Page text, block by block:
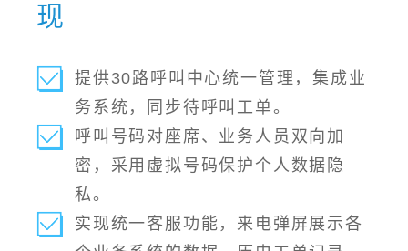
现
提供30路呼叫中心统一管理，集成业
务系统，同步待呼叫工单。
呼叫号码对座席、业务人员双向加
密，采用虚拟号码保护个人数据隐
私。
实现统一客服功能，来电弹屏展示各